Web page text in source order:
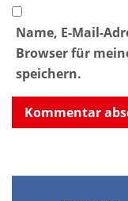
Name, E-Mail-
Browser für
speichern.